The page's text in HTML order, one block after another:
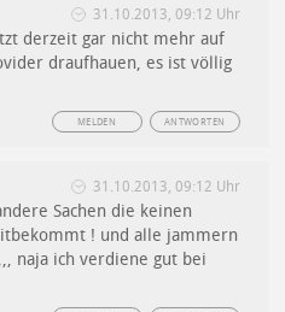
31.10.2013, 09:12 Uhr
derzeit gar nicht mehr auf
draufhauen, es ist völlig
ANTWORTEN
MELDEN
31.10.2013, 09:12 Uhr
Sachen die keinen
! und alle jammern
naja ich verdiene gut bei